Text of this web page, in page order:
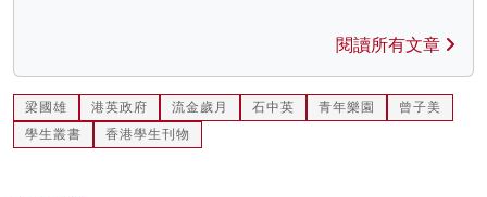
閱讀所有文章
梁國雄 港英政府 流金歲月 石中英 青年樂園
曾子美
學生叢書
香港學生刊物